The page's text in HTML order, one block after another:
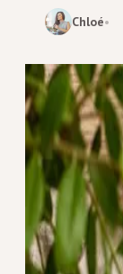
Chloé